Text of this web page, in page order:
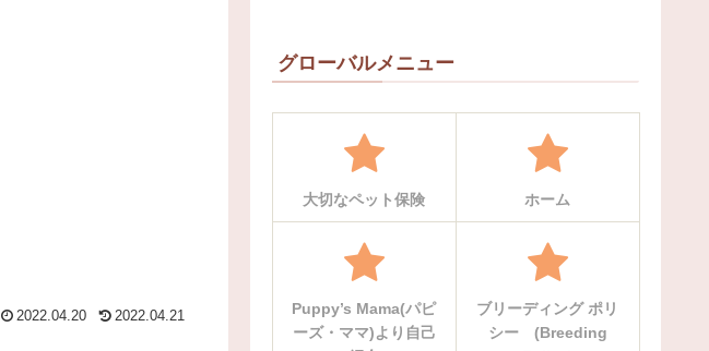
2022.04.20 2022.04.21
グローバルメニュー
大切なペット保険 ホーム
Puppy’s Mama(パピ
ーズ・ママ)より自己
ブリーディング ポリ
シー (Breeding